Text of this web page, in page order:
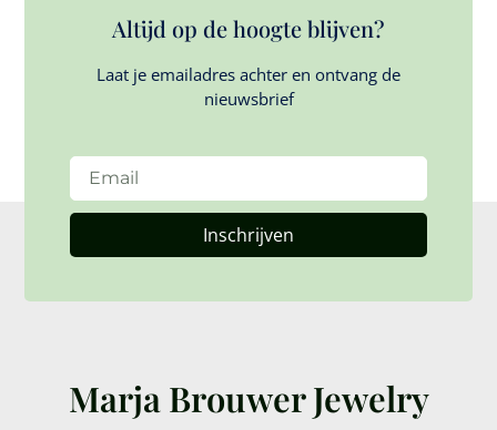
Altijd op de hoogte blijven?
Laat je emailadres achter en ontvang de
nieuwsbrief
Inschrijven
Marja Brouwer Jewelry